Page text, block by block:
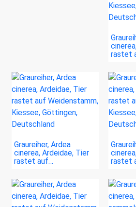
rastet
Graureiher, Ardea
cinerea, Ardeidae, Tier
rastet auf…
rastet